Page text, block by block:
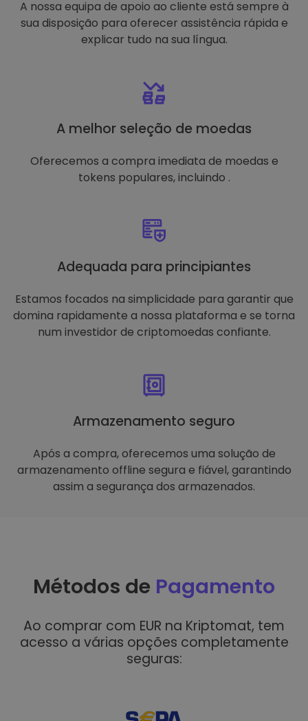
A nossa equipa de apoio ao cliente está sempre à
sua disposição para oferecer assistência rápida e
explicar tudo na sua língua.
A melhor seleção de moedas
Oferecemos a compra imediata de moedas e
tokens populares, incluindo .
Adequada para principiantes
Estamos focados na simplicidade para garantir que
domina rapidamente a nossa plataforma e se torna
num investidor de criptomoedas confiante.
Armazenamento seguro
Após a compra, oferecemos uma solução de
armazenamento offline segura e fiável, garantindo
assim a segurança dos armazenados.
Métodos de Pagamento
Ao comprar com EUR na Kriptomat, tem
acesso a várias opções completamente
seguras: